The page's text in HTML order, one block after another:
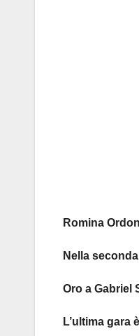
Romina
Nella
Oro a Gabriel
L’ultima